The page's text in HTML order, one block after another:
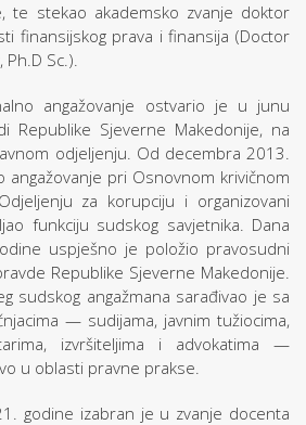
te stekao akademsko zvanje doktor
finansijskog prava i finansija (Doctor
Ph.D Sc.).
angažovanje ostvario je u junu
Republike Sjeverne Makedonije, na
odjeljenju. Od decembra 2013.
angažovanje pri Osnovnom krivičnom
za korupciju i organizovani
funkciju sudskog savjetnika. Dana
uspješno je položio pravosudni
Republike Sjeverne Makedonije.
sudskog angažmana sarađivao je sa
— sudijama, javnim tužiocima,
izvršiteljima i advokatima —
u oblasti pravne prakse.
godine izabran je u zvanje docenta